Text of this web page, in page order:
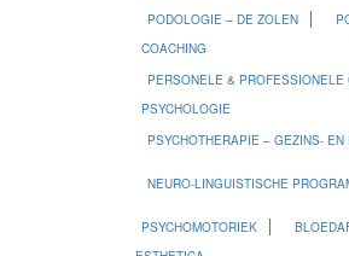
PODOLOGIE – DE ZOLEN
COACHING
PERSONELE & PROFESSIONELE
PSYCHOLOGIE
PSYCHOTHERAPIE – GEZINS- EN
NEURO-LINGUISTISCHE
PSYCHOMOTORIEK